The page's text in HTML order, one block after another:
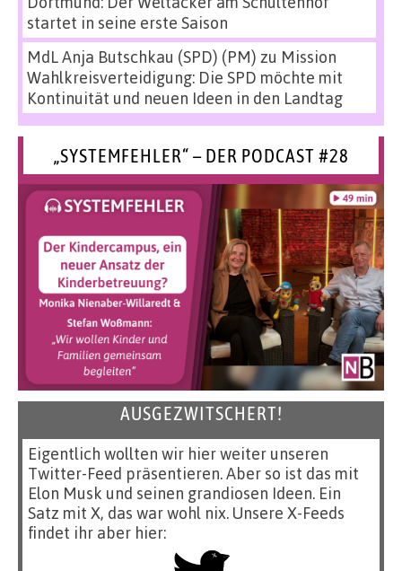
startet in seine erste Saison
MdL Anja Butschkau (SPD) (PM) zu Mission
Wahlkreisverteidigung: Die SPD möchte mit
Kontinuität und neuen Ideen in den Landtag
„SYSTEMFEHLER“ – DER PODCAST #28
AUSGEZWITSCHERT!
Eigentlich wollten wir hier weiter unseren
Twitter-Feed präsentieren. Aber so ist das mit
Elon Musk und seinen grandiosen Ideen. Ein
Satz mit X, das war wohl nix. Unsere X-Feeds
findet ihr aber hier: